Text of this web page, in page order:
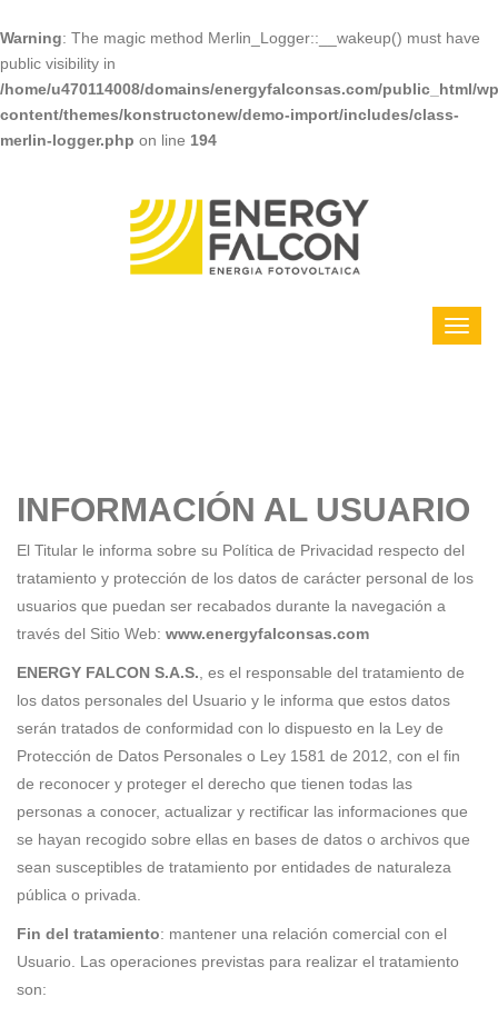
Warning: The magic method Merlin_Logger::__wakeup() must have
public visibility in
/home/u470114008/domains/energyfalconsas.com/public_html/
content/themes/konstructonew/demo-import/includes/class-
merlin-logger.php on line 194
INFORMACIÓN AL USUARIO
El Titular le informa sobre su Política de Privacidad respecto del
tratamiento y protección de los datos de carácter personal de los
usuarios que puedan ser recabados durante la navegación a
través del Sitio Web: www.energyfalconsas.com
ENERGY FALCON S.A.S., es el responsable del tratamiento de
los datos personales del Usuario y le informa que estos datos
serán tratados de conformidad con lo dispuesto en la Ley de
Protección de Datos Personales o Ley 1581 de 2012, con el fin
de reconocer y proteger el derecho que tienen todas las
personas a conocer, actualizar y rectificar las informaciones que
se hayan recogido sobre ellas en bases de datos o archivos que
sean susceptibles de tratamiento por entidades de naturaleza
pública o privada.
Fin del tratamiento: mantener una relación comercial con el
Usuario. Las operaciones previstas para realizar el tratamiento
son: